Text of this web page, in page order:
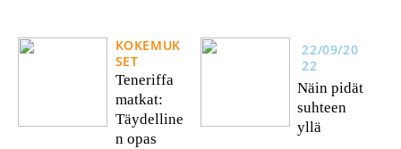
KOKEMUK
SET
Teneriffa
matkat:
Täydelline
n opas
22/09/20
22
Näin pidät
suhteen
yllä